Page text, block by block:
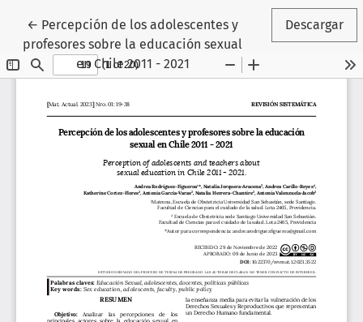
← Volver a los detalles del artículo
Percepción de los adolescentes y
profesores sobre la educación sexual
en Chile 2011 - 2021
Descargar